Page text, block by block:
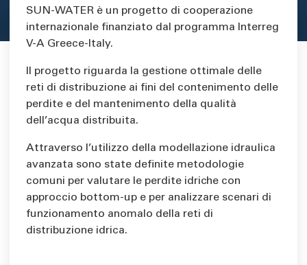
Area di testo
SUN-WATER è un progetto di cooperazione
internazionale finanziato dal programma Interreg
V-A Greece-Italy.
Il progetto riguarda la gestione ottimale delle
reti di distribuzione ai fini del contenimento delle
perdite e del mantenimento della qualità
dell’acqua distribuita.
Attraverso l’utilizzo della modellazione idraulica
avanzata sono state definite metodologie
comuni per valutare le perdite idriche con
approccio bottom-up e per analizzare scenari di
funzionamento anomalo della reti di
distribuzione idrica.